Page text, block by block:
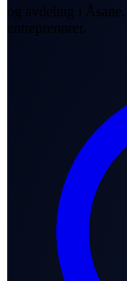
og avdeling i
entreprenører.